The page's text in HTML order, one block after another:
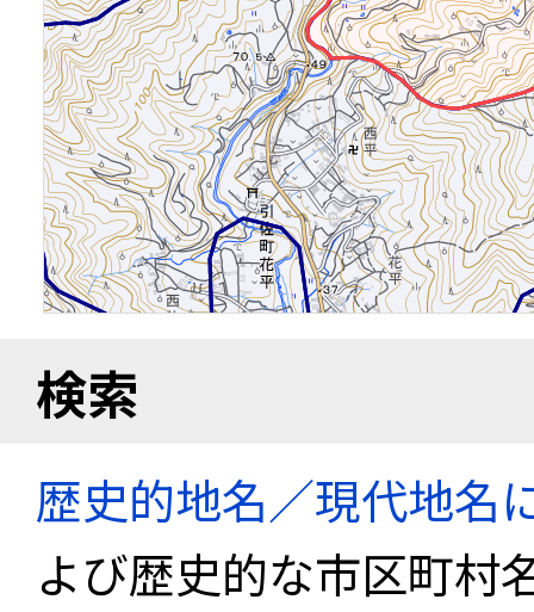
検索
歴史的地名／現代地名
よび歴史的な市区町村